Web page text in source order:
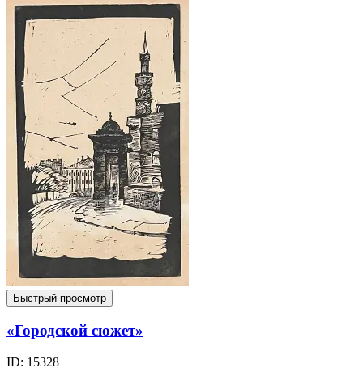
Быстрый просмотр
«Городской сюжет»
ID: 15328